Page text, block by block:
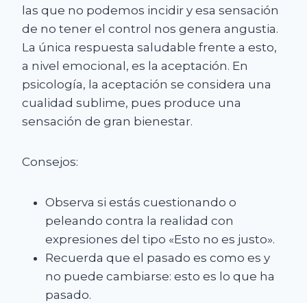
las que no podemos incidir y esa sensación
de no tener el control nos genera angustia.
La única respuesta saludable frente a esto,
a nivel emocional, es la aceptación. En
psicología, la aceptación se considera una
cualidad sublime, pues produce una
sensación de gran bienestar.
Consejos:
Observa si estás cuestionando o
peleando contra la realidad con
expresiones del tipo «Esto no es justo».
Recuerda que el pasado es como es y
no puede cambiarse: esto es lo que ha
pasado.